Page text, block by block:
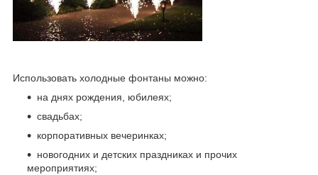
Использовать холодные фонтаны можно:
на днях рождения, юбилеях;
свадьбах;
корпоративных вечеринках;
новогодних и детских праздниках и прочих
мероприятиях;